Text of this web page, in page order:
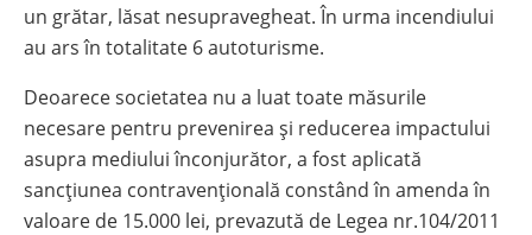
un grătar, lăsat nesupravegheat. În urma incendiului
au ars în totalitate 6 autoturisme.
Deoarece societatea nu a luat toate măsurile
necesare pentru prevenirea și reducerea impactului
asupra mediului înconjurător, a fost aplicată
sancțiunea contravențională constând în amenda în
valoare de 15.000 lei, prevazută de Legea nr.104/2011